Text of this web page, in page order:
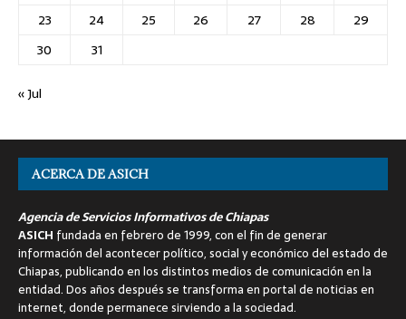
23
24 25 26 27 28
29
30
31
« Jul
ACERCA DE ASICH
Agencia de Servicios Informativos de Chiapas
ASICH fundada en febrero de 1999, con el fin de generar
información del acontecer político, social y económico del estado de
Chiapas, publicando en los distintos medios de comunicación en la
entidad. Dos años después se transforma en portal de noticias en
internet, donde permanece sirviendo a la sociedad.